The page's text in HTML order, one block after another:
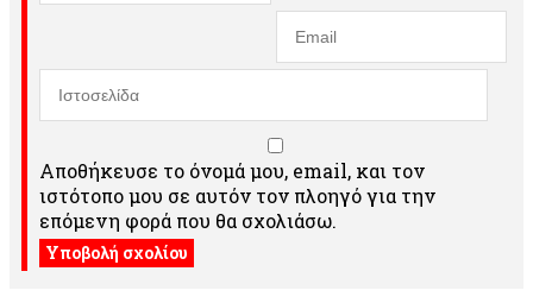
Αποθήκευσε το όνομά μου, email, και τον
ιστότοπο μου σε αυτόν τον πλοηγό για την
επόμενη φορά που θα σχολιάσω.